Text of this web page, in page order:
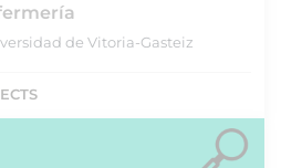
de Vitoria-Gasteiz